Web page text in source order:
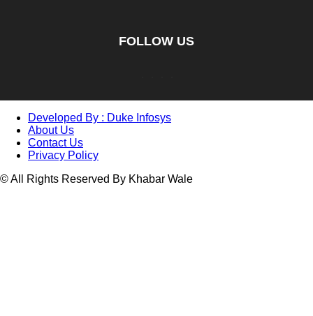
FOLLOW US
Developed By : Duke Infosys
About Us
Contact Us
Privacy Policy
© All Rights Reserved By Khabar Wale